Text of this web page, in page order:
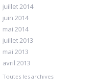
juillet 2014
juin 2014
mai 2014
juillet 2013
mai 2013
avril 2013
Toutes les archives